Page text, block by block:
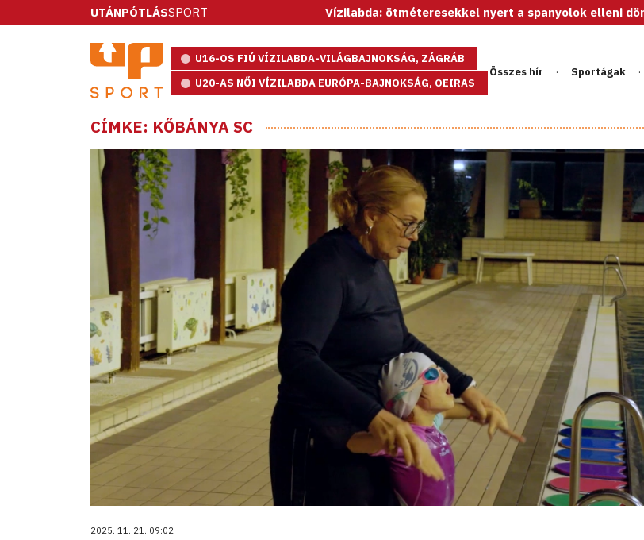
UTÁNPÓTLÁSSPORT Vízilabda: ötméteresekkel nyert a spanyolok elleni döntőben,
U16-OS FIÚ VÍZILABDA-VILÁGBAJNOKSÁG, ZÁGRÁB
U20-AS NŐI VÍZILABDA EURÓPA-BAJNOKSÁG, OEIRAS
Összes hír Sportágak
CÍMKE: KŐBÁNYA SC
2025. 11. 21. 09:02